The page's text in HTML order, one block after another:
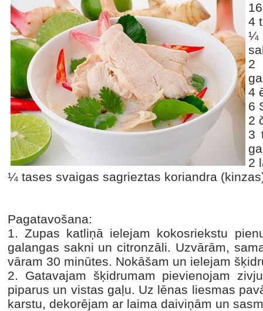
4
¼
2
4
6
2
3
2
¼ tases svaigas sagrieztas koriandra
Pagatavošana:
1. Zupas katliņā ielejam kokosriekstu
galangas sakni un citronzāli. Uzvārām,
vāram 30 minūtes. Nokāšam un ielejam
2.
Gatavajam šķidrumam pievienojam
piparus un vistas gaļu. Uz lēnas liesmas
karstu, dekorējam ar laima daiviņām un